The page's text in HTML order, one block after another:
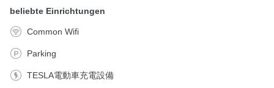
beliebte Einrichtungen
Common Wifi
Parking
TESLA電動車充電設備